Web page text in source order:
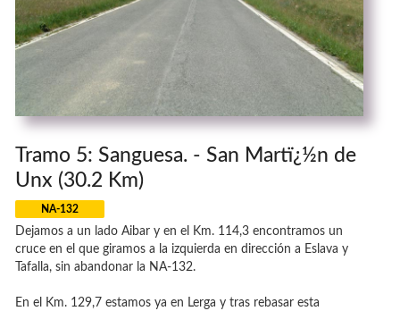
Tramo 5: Sanguesa. - San Martï¿½n de
Unx (30.2 Km)
NA-132
Dejamos a un lado Aibar y en el Km. 114,3 encontramos un
cruce en el que giramos a la izquierda en dirección a Eslava y
Tafalla, sin abandonar la NA-132.
En el Km. 129,7 estamos ya en Lerga y tras rebasar esta